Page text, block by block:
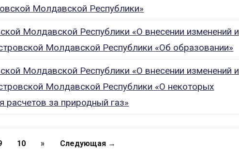
Молдавской Республики»
Молдавской Республики «О внесении изменений и
Молдавской Республики «Об образовании»
Молдавской Республики «О внесении изменений и
Молдавской Республики «О некоторых
расчетов за природный газ»
10 » Следующая →